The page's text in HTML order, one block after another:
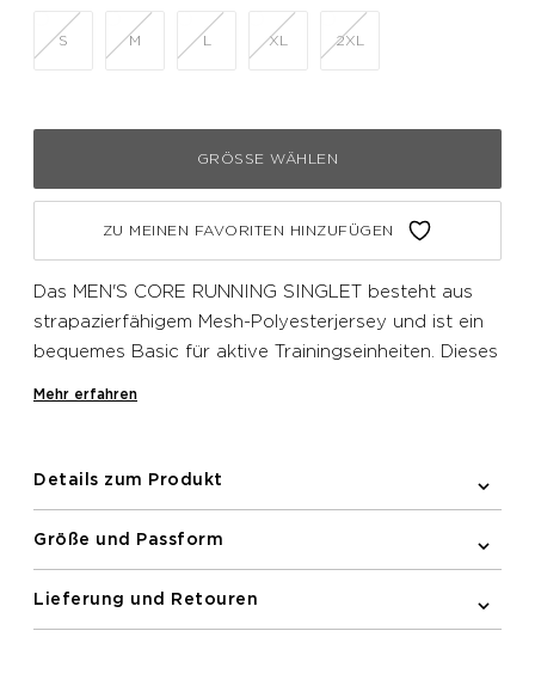
S M L XL 2XL
GRÖSSE WÄHLEN
ZU MEINEN FAVORITEN HINZUFÜGEN
Das MEN'S CORE RUNNING SINGLET besteht aus
strapazierfähigem Mesh-Polyesterjersey und ist ein
bequemes Basic für aktive Trainingseinheiten. Dieses
Mehr erfahren
Details zum Produkt
Größe und Passform
Lieferung und Retouren